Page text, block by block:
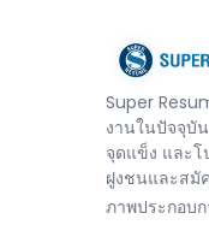
Super
งานในปัจจุบั
จุดแข็ง และ
ฝูงชนและสมั
ภาพประกอบ